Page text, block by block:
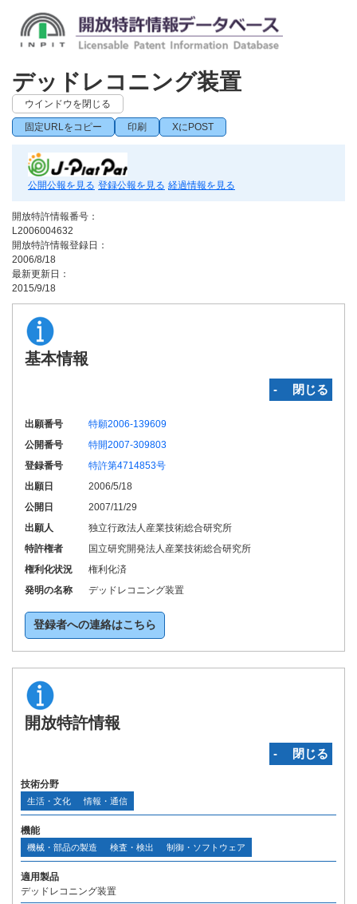
デッドレコニング装置
ウインドウを閉じる
固定URLをコピー 印刷 XにPOST
公開公報を見る 登録公報を見る 経過情報を見る
開放特許情報番号：
L2006004632
開放特許情報登録日：
2006/8/18
最新更新日：
2015/9/18
基本情報
‐ 閉じる
出願番号
特願2006-139609
公開番号
特開2007-309803
登録番号
特許第4714853号
出願日
2006/5/18
公開日
2007/11/29
出願人
独立行政法人産業技術総合研究所
特許権者
国立研究開発法人産業技術総合研究所
権利化状況
権利化済
発明の名称
デッドレコニング装置
登録者への連絡はこちら
開放特許情報
‐ 閉じる
技術分野
生活・文化 情報・通信
機能
機械・部品の製造 検査・検出 制御・ソフトウェア
適用製品
デッドレコニング装置